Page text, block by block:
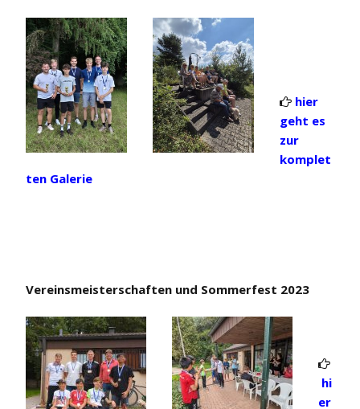
 hier
geht es
zur
komplet
ten Galerie
Vereinsmeisterschaften und Sommerfest 2023

hi
er